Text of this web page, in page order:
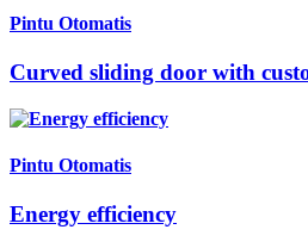
Pintu Otomatis
Curved sliding door with
Pintu Otomatis
Energy efficiency